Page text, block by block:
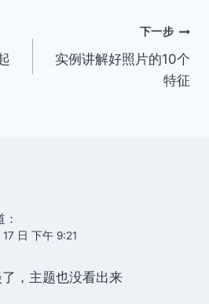
下一步
实例讲解好照片的10个
特征
日 下午 9:21
，主题也没看出来